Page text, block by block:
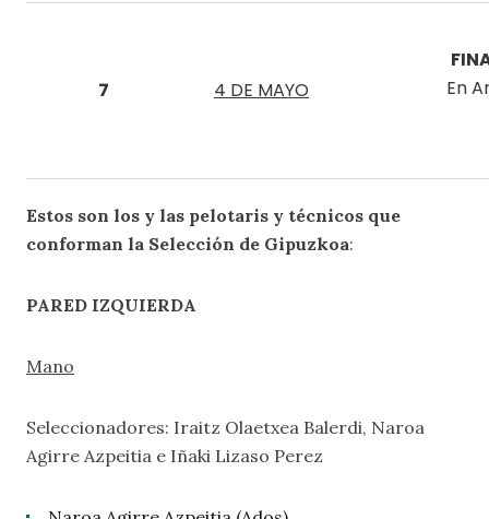
7 4 DE MAYO
En
Estos son los y las pelotaris y técnicos que
conforman la Selección de Gipuzkoa:
PARED IZQUIERDA
Mano
Seleccionadores: Iraitz Olaetxea Balerdi, Naroa
Agirre Azpeitia e Iñaki Lizaso Perez